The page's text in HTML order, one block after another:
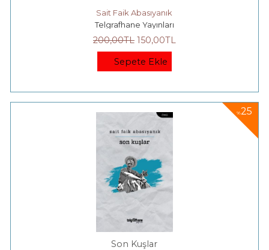
Sait Faik Abasıyanık
Telgrafhane Yayınları
200,00TL 150,00TL
Sepete Ekle
%25
Son Kuşlar